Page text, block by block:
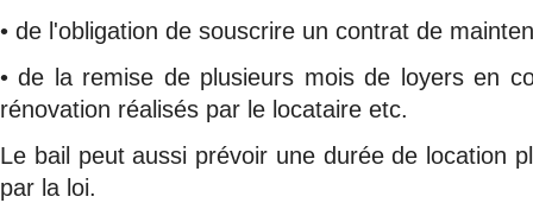
• de l'obligation de souscrire un contrat de
• de la remise de plusieurs mois de loyers en
rénovation réalisés par le locataire etc.
Le bail peut aussi prévoir une durée de location
par la loi.